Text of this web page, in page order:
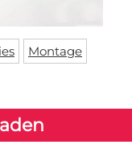
Montage